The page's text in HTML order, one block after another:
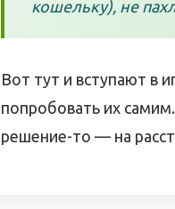
кошельку), не
Вот тут и вступают в
попробовать их
решение-то — на